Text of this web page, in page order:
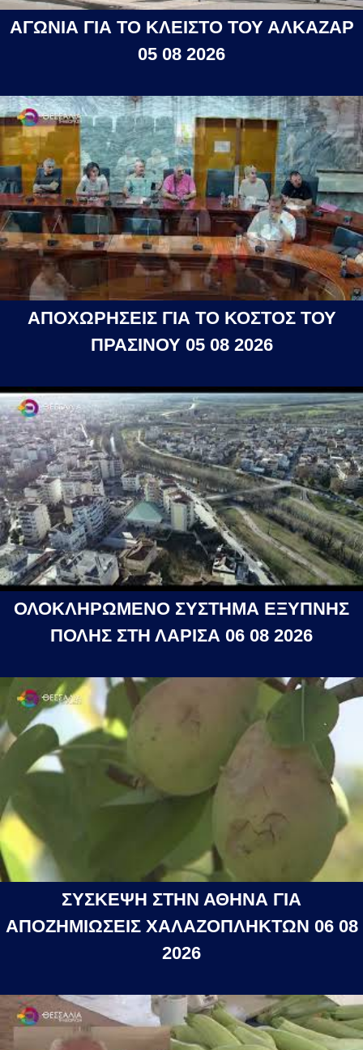
ΑΓΩΝΙΑ ΓΙΑ ΤΟ ΚΛΕΙΣΤΟ ΤΟΥ ΑΛΚΑΖΑΡ
05 08 2026
ΑΠΟΧΩΡΗΣΕΙΣ ΓΙΑ ΤΟ ΚΟΣΤΟΣ ΤΟΥ
ΠΡΑΣΙΝΟΥ 05 08 2026
ΟΛΟΚΛΗΡΩΜΕΝΟ ΣΥΣΤΗΜΑ ΕΞΥΠΝΗΣ
ΠΟΛΗΣ ΣΤΗ ΛΑΡΙΣΑ 06 08 2026
ΣΥΣΚΕΨΗ ΣΤΗΝ ΑΘΗΝΑ ΓΙΑ
ΑΠΟΖΗΜΙΩΣΕΙΣ ΧΑΛΑΖΟΠΛΗΚΤΩΝ 06 08
2026